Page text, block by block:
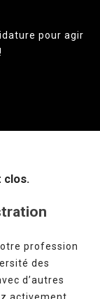
pour agir
clos.
profession
des
d’autres